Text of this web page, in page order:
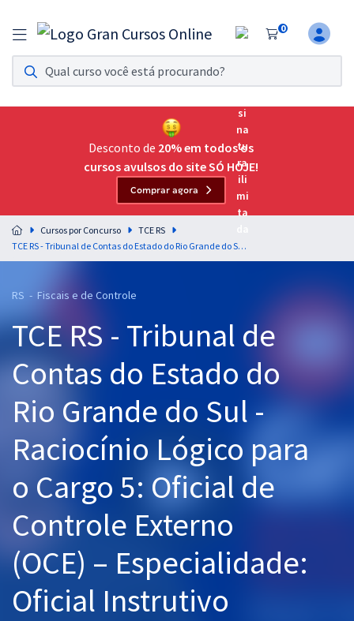
0
Assinatura Ilimitada 11
Acesso a todos os cursos. Teste grátis por 7 dias!
Assinatura OAB Até Passar
Acesso ilimitado a toda preparação para o Exame da
Residências Multiprofissionais
Preparação completa e intensiva para as principais
residências em saúde do Brasil
Cursos 20% OFF
Pós
Graduação
OAB
Questões grátis
Conteúdo gratuito
Blog
Aprovados
Desconto de 20% em todos os
cursos avulsos do site SÓ HOJE!
Comprar agora
Cursos por Concurso
TCE RS
TCE RS - Tribunal de Contas do Estado do Rio Grande do Sul - Raciocínio Lógico para o Cargo 5: Oficial de Controle Externo (OCE) – Especialidade: Oficial Instrutivo
RS - Fiscais e de Controle
TCE RS - Tribunal de
Contas do Estado do
Rio Grande do Sul -
Raciocínio Lógico para
o Cargo 5: Oficial de
Controle Externo
(OCE) – Especialidade:
Oficial Instrutivo